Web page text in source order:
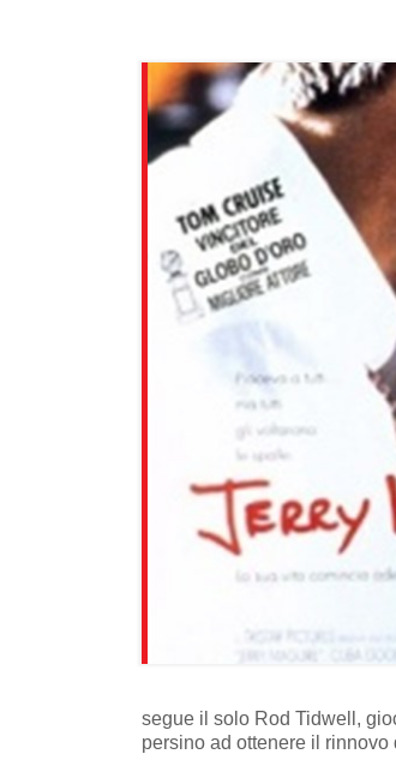
segue il solo Rod Tidwell,
persino ad ottenere il